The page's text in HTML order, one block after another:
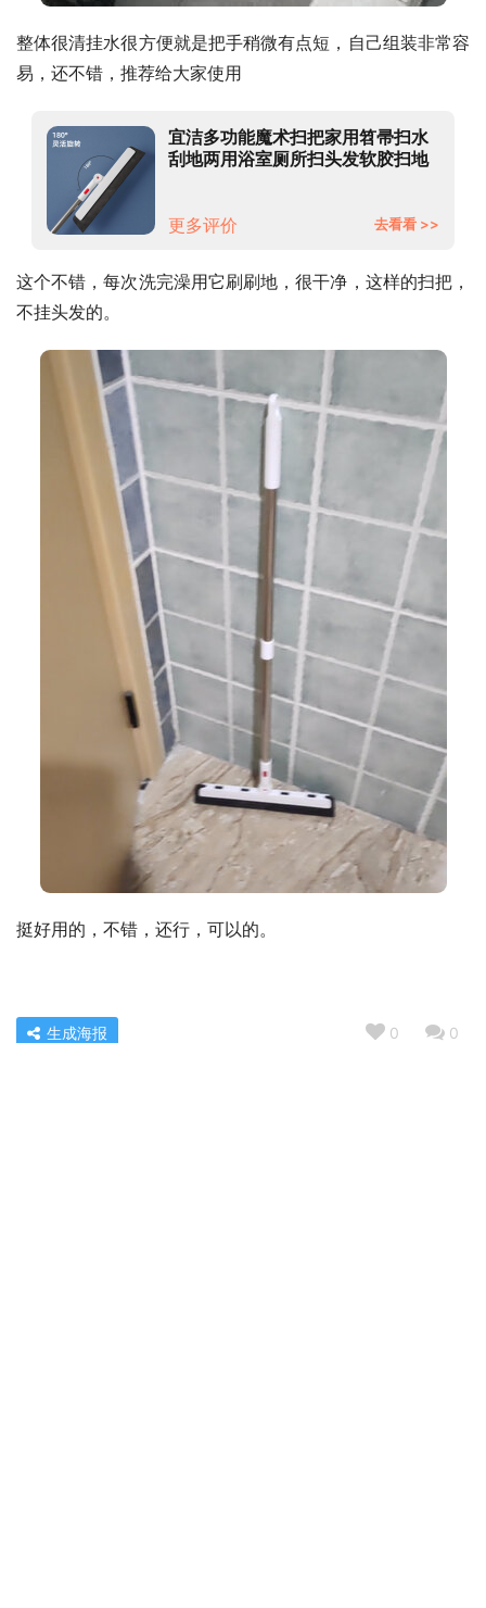
整体很清挂水很方便就是把手稍微有点短，自己组装非常容
易，还不错，推荐给大家使用
宜洁多功能魔术扫把家用笤帚扫水
刮地两用浴室厕所扫头发软胶扫地
更多评价 去看看 >>
这个不错，每次洗完澡用它刷刷地，很干净，这样的扫把，
不挂头发的。
挺好用的，不错，还行，可以的。
0 0
生成海报